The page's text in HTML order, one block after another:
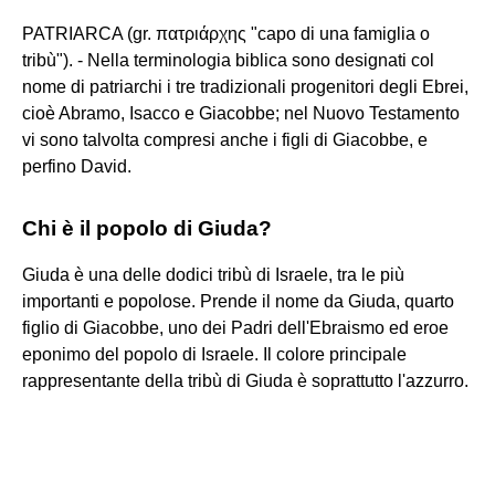
PATRIARCA (gr. πατριάρχης "capo di una famiglia o
tribù"). - Nella terminologia biblica sono designati col
nome di patriarchi i tre tradizionali progenitori degli Ebrei,
cioè Abramo, Isacco e Giacobbe; nel Nuovo Testamento
vi sono talvolta compresi anche i figli di Giacobbe, e
perfino David.
Chi è il popolo di Giuda?
Giuda è una delle dodici tribù di Israele, tra le più
importanti e popolose. Prende il nome da Giuda, quarto
figlio di Giacobbe, uno dei Padri dell'Ebraismo ed eroe
eponimo del popolo di Israele. Il colore principale
rappresentante della tribù di Giuda è soprattutto l'azzurro.